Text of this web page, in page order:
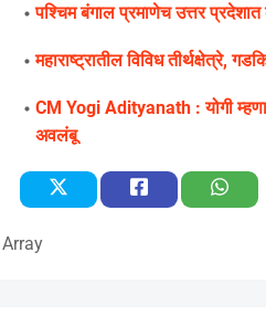
पश्चिम बंगाल प्रमाणेच उत्तर
महाराष्ट्रातील विविध तीर्थक्षेत्रे,
CM Yogi Adityanath : योगी
अवलंबू
Array